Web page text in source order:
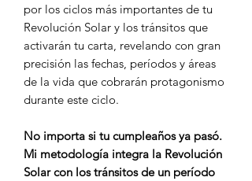
por los ciclos más importantes de tu
Revolución Solar y los tránsitos que
activarán tu carta, revelando con gran
precisión las fechas, períodos y áreas
de la vida que cobrarán protagonismo
durante este ciclo.
No importa si tu cumpleaños ya pasó.
Mi metodología integra la Revolución
Solar con los tránsitos de un período